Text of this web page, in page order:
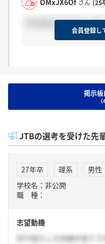
さん (25
手を挙げればあると思
会員登録し
掲示
JTBの選考を受けた先
27年卒 理系
男性
学校名：非公開
職 種：
志望動機
ESで記入した内容が全て